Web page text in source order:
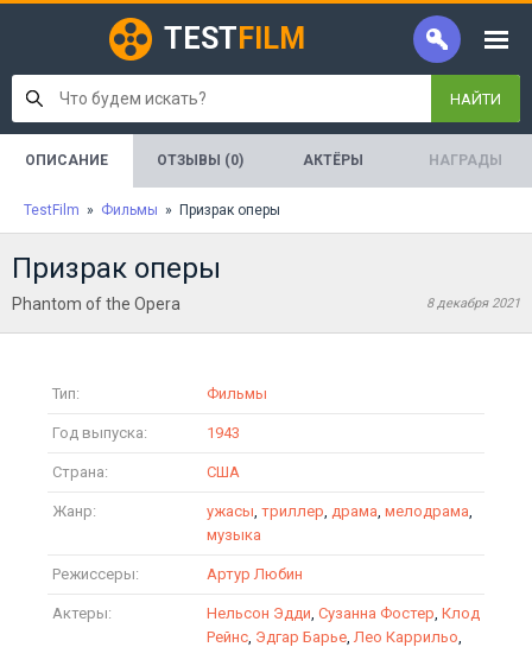
TEST FILM
НАЙТИ
ОПИСАНИЕ ОТЗЫВЫ (0) АКТЁРЫ НАГРАДЫ
TestFilm » Фильмы » Призрак оперы
Призрак оперы
Phantom of the Opera 8 декабря 2021
Тип: Фильмы
Год выпуска: 1943
Страна: США
Жанр: ужасы, триллер, драма, мелодрама,
музыка
Режиссеры: Артур Любин
Актеры: Нельсон Эдди, Сузанна Фостер, Клод
Рейнс, Эдгар Барье, Лео Каррильо,